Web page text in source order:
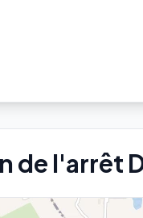
de l'arrêt